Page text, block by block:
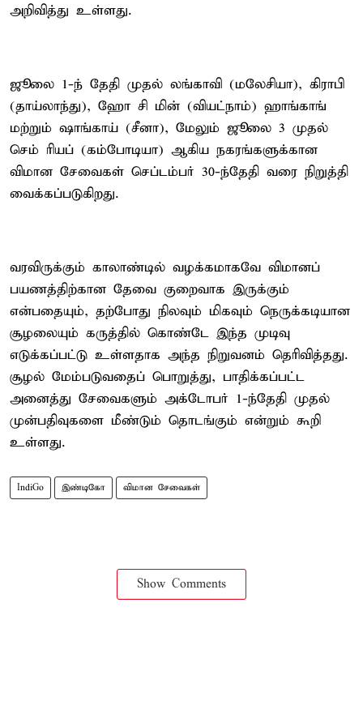
அறிவித்து உள்ளது.
ஜூலை 1-ந் தேதி முதல் லங்காவி (மலேசியா), கிராபி
(தாய்லாந்து), ஹோ சி மின் (வியட்நாம்) ஹாங்காங்
மற்றும் ஷாங்காய் (சீனா), மேலும் ஜூலை 3 முதல்
செம் ரியப் (கம்போடியா) ஆகிய நகரங்களுக்கான
விமான சேவைகள் செப்டம்பர் 30-ந்தேதி வரை நிறுத்தி
வைக்கப்படுகிறது.
வரவிருக்கும் காலாண்டில் வழக்கமாகவே விமானப்
பயணத்திற்கான தேவை குறைவாக இருக்கும்
என்பதையும், தற்போது நிலவும் மிகவும் நெருக்கடியான
சூழலையும் கருத்தில் கொண்டே இந்த முடிவு
எடுக்கப்பட்டு உள்ளதாக அந்த நிறுவனம் தெரிவித்தது.
சூழல் மேம்படுவதைப் பொறுத்து, பாதிக்கப்பட்ட
அனைத்து சேவைகளும் அக்டோபர் 1-ந்தேதி முதல்
முன்பதிவுகளை மீண்டும் தொடங்கும் என்றும் கூறி
உள்ளது.
IndiGo இண்டிகோ விமான சேவைகள்
Show Comments